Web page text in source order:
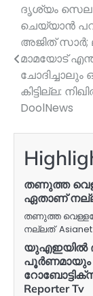
Post
ദൃശ്യം
ചെയ്യാന്‍
അജിത് സാര്‍;
മാമയോട്
ചോദിച്ചാലും
കിട്ടില്ല:
DoolNews
തണുത്ത
ഏതാണ് നല്ലത്
തണുത്ത
നല്ലത് Asianet
യുഎഇയിൽ
Reporter Tv